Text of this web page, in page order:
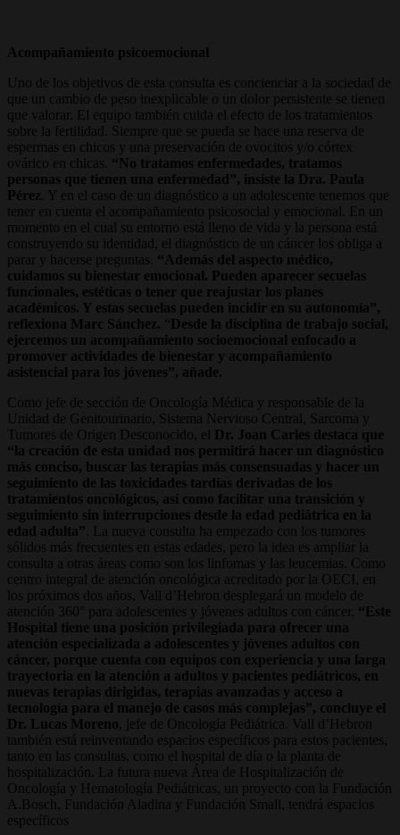
Acompañamiento psicoemocional
Uno de los objetivos de esta consulta es concienciar a la sociedad de
que un cambio de peso inexplicable o un dolor persistente se tienen
que valorar. El equipo también cuida el efecto de los tratamientos
sobre la fertilidad. Siempre que se pueda se hace una reserva de
espermas en chicos y una preservación de ovocitos y/o córtex
ovárico en chicas. “No tratamos enfermedades, tratamos
personas que tienen una enfermedad”, insiste la Dra. Paula
Pérez . Y en el caso de un diagnóstico a un adolescente tenemos que
tener en cuenta el acompañamiento psicosocial y emocional. En un
momento en el cual su entorno está lleno de vida y la persona está
construyendo su identidad, el diagnóstico de un cáncer los obliga a
parar y hacerse preguntas. “Además del aspecto médico,
cuidamos su bienestar emocional. Pueden aparecer secuelas
funcionales, estéticas o tener que reajustar los planes
académicos. Y estas secuelas pueden incidir en su autonomía”,
reflexiona Marc Sánchez. “ Desde la disciplina de trabajo social,
ejercemos un acompañamiento socioemocional enfocado a
promover actividades de bienestar y acompañamiento
asistencial para los jóvenes”, añade.
Como jefe de sección de Oncología Médica y responsable de la
Unidad de Genitourinario, Sistema Nervioso Central, Sarcoma y
Tumores de Origen Desconocido, el
Dr. Joan Carles destaca que
“la creación de esta unidad nos permitirá hacer un diagnóstico
más conciso, buscar las terapias más consensuadas y hacer un
seguimiento de las toxicidades tardías derivadas de los
tratamientos oncológicos, así como facilitar una transición y
seguimiento sin interrupciones desde la edad pediátrica en la
edad adulta” . La nueva consulta ha empezado con los tumores
sólidos más frecuentes en estas edades, pero la idea es ampliar la
consulta a otras áreas como son los linfomas y las leucemias. Como
centro integral de atención oncológica acreditado por la OECI, en
los próximos dos años, Vall d’Hebron desplegará un modelo de
atención 360° para adolescentes y jóvenes adultos con cáncer. “Este
Hospital tiene una posición privilegiada para ofrecer una
atención especializada a adolescentes y jóvenes adultos con
cáncer, porque cuenta con equipos con experiencia y una larga
trayectoria en la atención a adultos y pacientes pediátricos, en
nuevas terapias dirigidas, terapias avanzadas y acceso a
tecnología para el manejo de casos más complejas”, concluye el
Dr. Lucas Moreno , jefe de Oncología Pediátrica. Vall d’Hebron
también está reinventando espacios específicos para estos pacientes,
tanto en las consultas, como el hospital de día o la planta de
hospitalización. La futura nueva Área de Hospitalización de
Oncología y Hematología Pediátricas, un proyecto con la Fundación
A.Bosch, Fundación Aladina y Fundación Small, tendrá espacios
específicos